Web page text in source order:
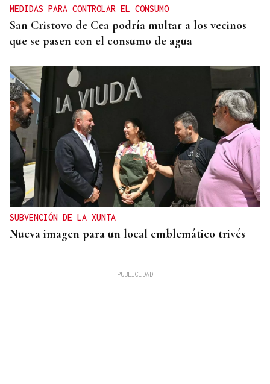
MEDIDAS PARA CONTROLAR EL CONSUMO
San Cristovo de Cea podría multar a los vecinos
que se pasen con el consumo de agua
SUBVENCIÓN DE LA XUNTA
Nueva imagen para un local emblemático trivés